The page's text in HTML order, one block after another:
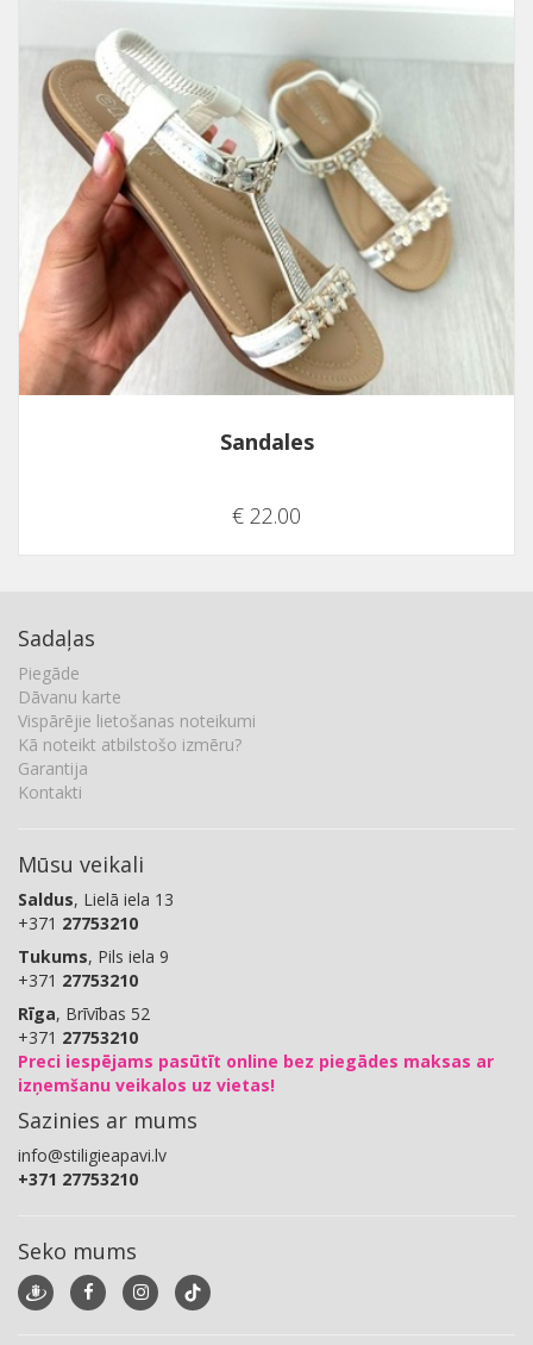
Sandales
€ 22.00
Sadaļas
Piegāde
Dāvanu karte
Vispārējie lietošanas noteikumi
Kā noteikt atbilstošo izmēru?
Garantija
Kontakti
Mūsu veikali
Saldus, Lielā iela 13
+371 27753210
Tukums, Pils iela 9
+371 27753210
Rīga, Brīvības 52
+371 27753210
Preci iespējams pasūtīt online bez piegādes maksas ar
izņemšanu veikalos uz vietas!
Sazinies ar mums
info@stiligieapavi.lv
+371 27753210
Seko mums